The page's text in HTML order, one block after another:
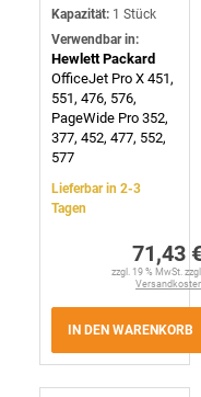
Kapazität: 1 Stück
Verwendbar in:
Hewlett Packard
OfficeJet Pro X 451,
551, 476, 576,
PageWide Pro 352,
377, 452, 477, 552,
577
Lieferbar in 2-3
Tagen
71,43
zzgl. 19 % MwSt.
IN DEN WARENKORB